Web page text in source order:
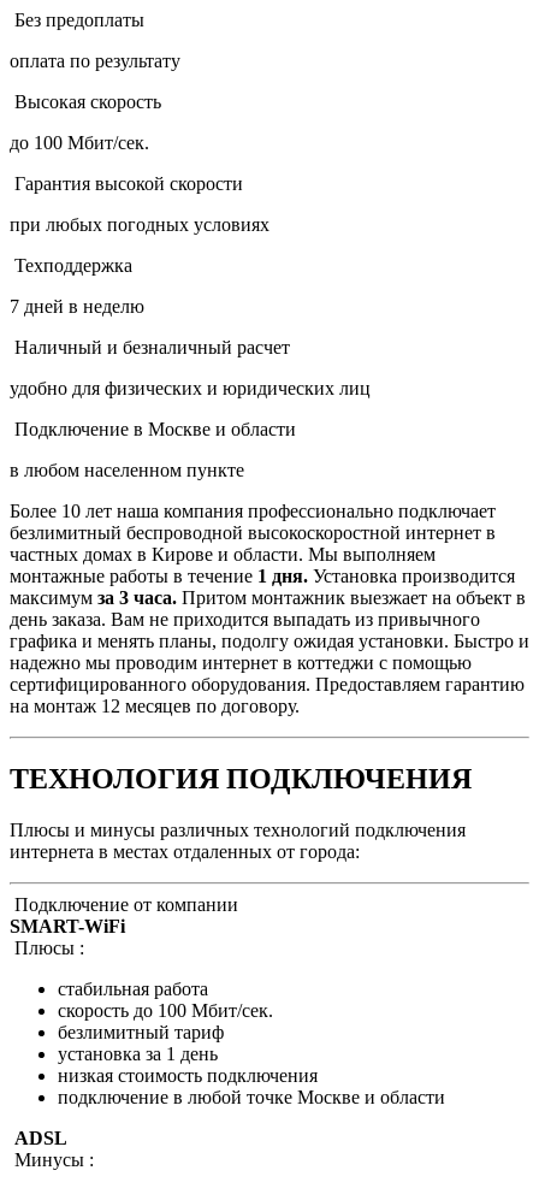
Без предоплаты
оплата по результату
Высокая скорость
до 100 Мбит/сек.
Гарантия высокой скорости
при любых погодных условиях
Техподдержка
7 дней в неделю
Наличный и безналичный расчет
удобно для физических и юридических лиц
Подключение в Москве и области
в любом населенном пункте
Более 10 лет наша компания профессионально подключает
безлимитный беспроводной высокоскоростной интернет в
частных домах в Кирове и области. Мы выполняем
монтажные работы в течение 1 дня. Установка производится
максимум за 3 часа. Притом монтажник выезжает на объект в
день заказа. Вам не приходится выпадать из привычного
графика и менять планы, подолгу ожидая установки. Быстро и
надежно мы проводим интернет в коттеджи с помощью
сертифицированного оборудования. Предоставляем гарантию
на монтаж 12 месяцев по договору.
ТЕХНОЛОГИЯ ПОДКЛЮЧЕНИЯ
Плюсы и минусы различных технологий подключения
интернета в местах отдаленных от города:
Подключение от компании
SMART-WiFi
Плюсы :
стабильная работа
скорость до 100 Мбит/сек.
безлимитный тариф
установка за 1 день
низкая стоимость подключения
подключение в любой точке Москве и области
ADSL
Минусы :